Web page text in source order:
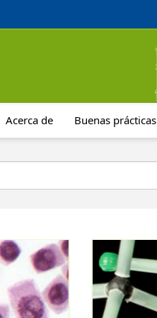
Acerca de Buenas prácticas